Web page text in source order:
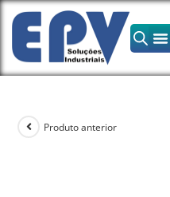
Produto anterior